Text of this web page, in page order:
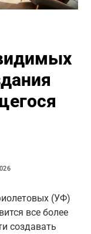
(УФ)
все более
создавать